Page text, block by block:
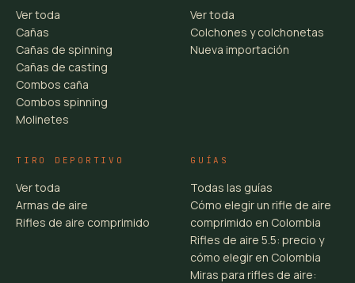
Ver toda
Cañas
Cañas de spinning
Cañas de casting
Combos caña
Combos spinning
Molinetes
Ver toda
Colchones y colchonetas
Nueva importación
TIRO DEPORTIVO
Ver toda
Armas de aire
Rifles de aire comprimido
GUÍAS
Todas las guías
Cómo elegir un rifle de aire
comprimido en Colombia
Rifles de aire 5.5: precio y
cómo elegir en Colombia
Miras para rifles de aire: